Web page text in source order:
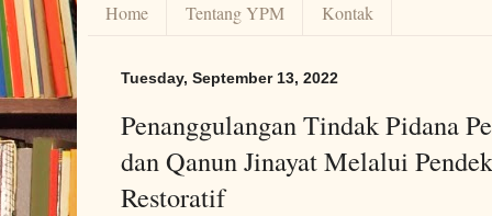
Home Tentang YPM Kontak
Tuesday, September 13, 2022
Penanggulangan Tindak Pidana
dan Qanun Jinayat Melalui
Restoratif